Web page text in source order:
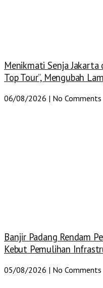
Menikmati Senja Jakarta
Top Tour”, Mengubah
06/08/2026 No Comments
Banjir Padang Rendam
Kebut Pemulihan
05/08/2026 No Comments